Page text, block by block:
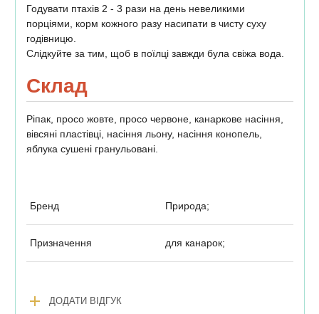
Годувати птахів 2 - 3 рази на день невеликими
порціями, корм кожного разу насипати в чисту суху
годівницю.
Слідкуйте за тим, щоб в поїлці завжди була свіжа вода.
Склад
Ріпак, просо жовте, просо червоне, канаркове насіння,
вівсяні пластівці, насіння льону, насіння конопель,
яблука сушені гранульовані.
Бренд Природа;
Призначення для канарок;
add ДОДАТИ ВІДГУК